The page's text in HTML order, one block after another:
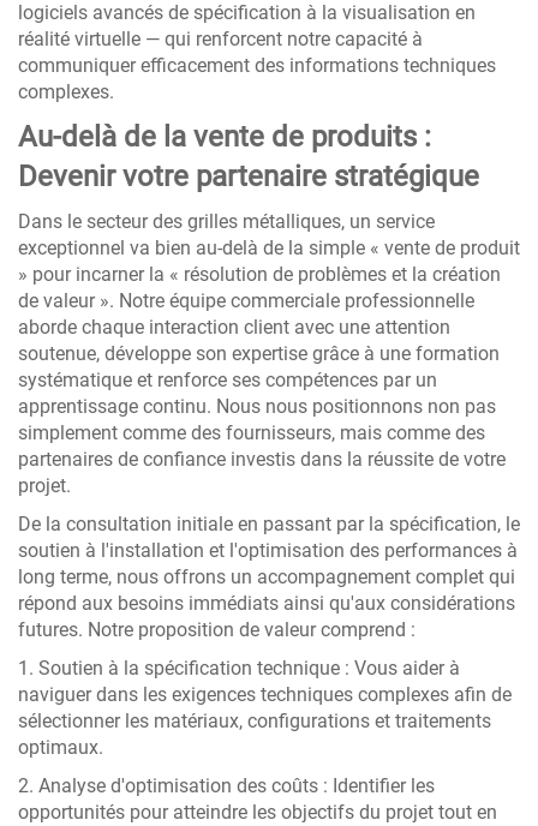
logiciels avancés de spécification à la visualisation en
réalité virtuelle — qui renforcent notre capacité à
communiquer efficacement des informations techniques
complexes.
Au-delà de la vente de produits :
Devenir votre partenaire stratégique
Dans le secteur des grilles métalliques, un service
exceptionnel va bien au-delà de la simple « vente de produit
» pour incarner la « résolution de problèmes et la création
de valeur ». Notre équipe commerciale professionnelle
aborde chaque interaction client avec une attention
soutenue, développe son expertise grâce à une formation
systématique et renforce ses compétences par un
apprentissage continu. Nous nous positionnons non pas
simplement comme des fournisseurs, mais comme des
partenaires de confiance investis dans la réussite de votre
projet.
De la consultation initiale en passant par la spécification, le
soutien à l'installation et l'optimisation des performances à
long terme, nous offrons un accompagnement complet qui
répond aux besoins immédiats ainsi qu'aux considérations
futures. Notre proposition de valeur comprend :
1. Soutien à la spécification technique : Vous aider à
naviguer dans les exigences techniques complexes afin de
sélectionner les matériaux, configurations et traitements
optimaux.
2. Analyse d'optimisation des coûts : Identifier les
opportunités pour atteindre les objectifs du projet tout en